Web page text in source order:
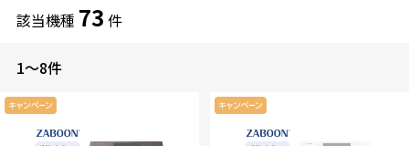
該当機種 73 件
1～8件